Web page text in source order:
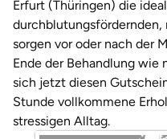
Erfurt (Thüringen) die
sorgen vor oder nach der
Ende der Behandlung wie
sich jetzt diesen
Stunde vollkommene
stressigen Alltag.
Cottbus
Darmstadt
Deggendorf
Sömmerda
Weimar
sächsische Schweiz